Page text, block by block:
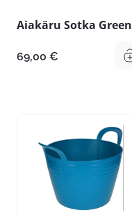
Aiakäru Sotka Green
69,00 €